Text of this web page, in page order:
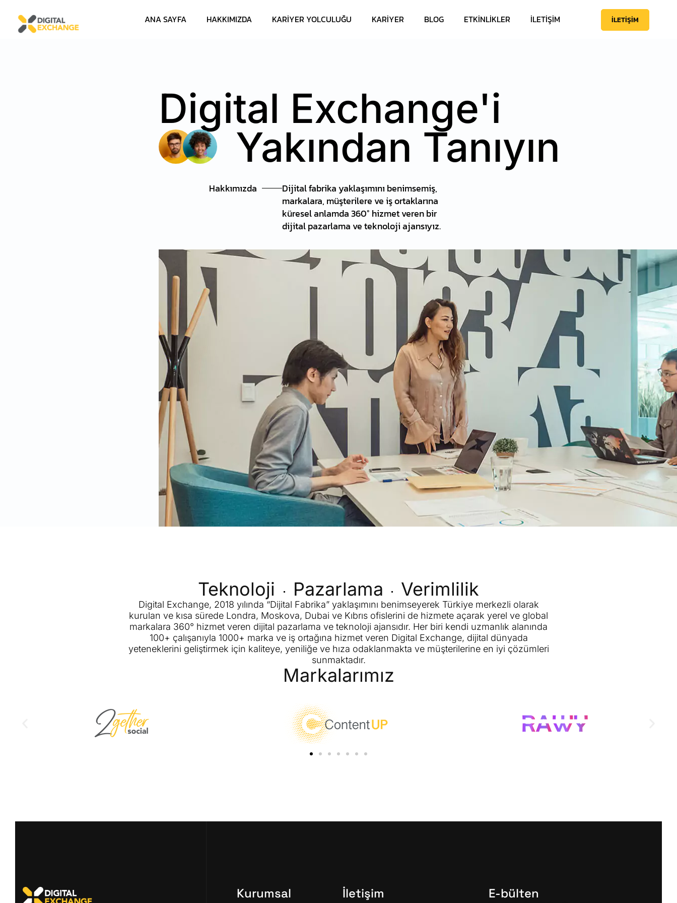
ANA SAYFA HAKKIMIZDA KARIYER YOLCULUĞU KARIYER BLOG ETKINLIKLER İLETIŞIM İLETIŞIM
Digital Exchange'i
Yakından Tanıyın
Hakkımızda
Dijital fabrika yaklaşımını benimsemiş,
markalara, müşterilere ve iş ortaklarına
küresel anlamda 360° hizmet veren bir
dijital pazarlama ve teknoloji ajansıyız.
Teknoloji Pazarlama Verimlilik
Digital Exchange, 2018 yılında “Dijital Fabrika” yaklaşımını benimseyerek Türkiye merkezli olarak
kurulan ve kısa sürede Londra, Moskova, Dubai ve Kıbrıs ofislerini de hizmete açarak yerel ve global
markalara 360° hizmet veren dijital pazarlama ve teknoloji ajansıdır. Her biri kendi uzmanlık alanında
100+ çalışanıyla 1000+ marka ve iş ortağına hizmet veren Digital Exchange, dijital dünyada
yeteneklerini geliştirmek için kaliteye, yeniliğe ve hıza odaklanmakta ve müşterilerine en iyi çözümleri
sunmaktadır.
Markalarımız
Kurumsal İletişim E-bülten